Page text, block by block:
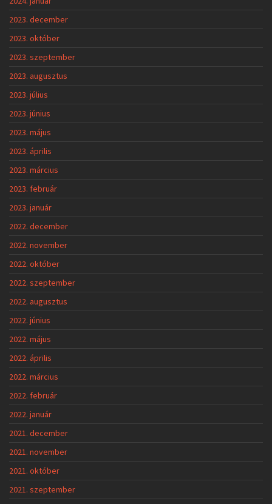
2023. december
2023. október
2023. szeptember
2023. augusztus
2023. július
2023. június
2023. május
2023. április
2023. március
2023. február
2023. január
2022. december
2022. november
2022. október
2022. szeptember
2022. augusztus
2022. június
2022. május
2022. április
2022. március
2022. február
2022. január
2021. december
2021. november
2021. október
2021. szeptember